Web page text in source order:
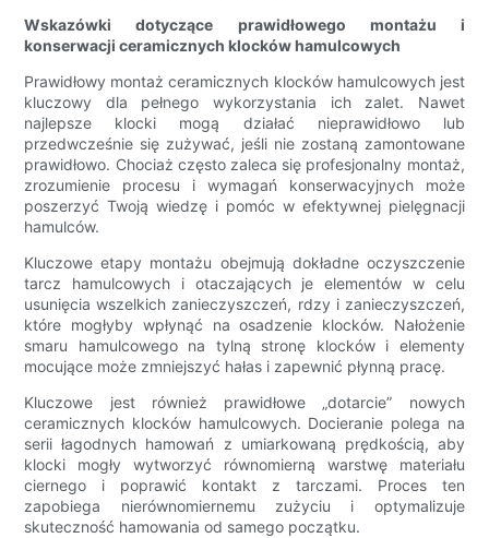
Wskazówki dotyczące prawidłowego montażu i
konserwacji ceramicznych klocków hamulcowych
Prawidłowy montaż ceramicznych klocków hamulcowych jest
kluczowy dla pełnego wykorzystania ich zalet. Nawet
najlepsze klocki mogą działać nieprawidłowo lub
przedwcześnie się zużywać, jeśli nie zostaną zamontowane
prawidłowo. Chociaż często zaleca się profesjonalny montaż,
zrozumienie procesu i wymagań konserwacyjnych może
poszerzyć Twoją wiedzę i pomóc w efektywnej pielęgnacji
hamulców.
Kluczowe etapy montażu obejmują dokładne oczyszczenie
tarcz hamulcowych i otaczających je elementów w celu
usunięcia wszelkich zanieczyszczeń, rdzy i zanieczyszczeń,
które mogłyby wpłynąć na osadzenie klocków. Nałożenie
smaru hamulcowego na tylną stronę klocków i elementy
mocujące może zmniejszyć hałas i zapewnić płynną pracę.
Kluczowe jest również prawidłowe „dotarcie” nowych
ceramicznych klocków hamulcowych. Docieranie polega na
serii łagodnych hamowań z umiarkowaną prędkością, aby
klocki mogły wytworzyć równomierną warstwę materiału
ciernego i poprawić kontakt z tarczami. Proces ten
zapobiega nierównomiernemu zużyciu i optymalizuje
skuteczność hamowania od samego początku.